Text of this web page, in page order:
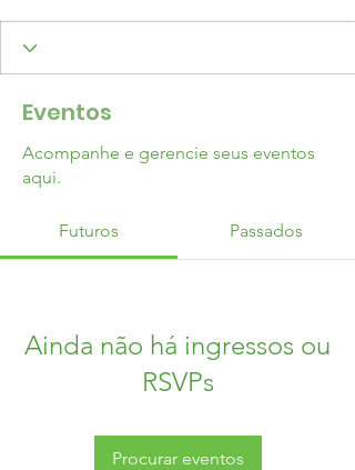
Eventos
Acompanhe e gerencie seus eventos
aqui.
Futuros Passados
Ainda não há ingressos ou
RSVPs
Procurar eventos